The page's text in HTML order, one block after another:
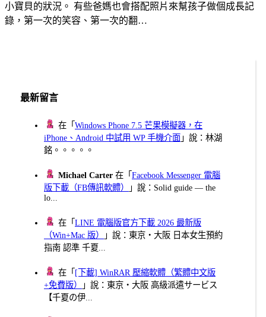
小寶貝的狀況。 有些爸媽也會搭配照片來幫孩子做個成長記
錄，第一次的笑容、第一次的翻…
最新留言
在「Windows Phone 7.5 芒果模擬器，在
iPhone、Android 中試用 WP 手機介面 」說：林湖
銘。。。。。
Michael Carter 在「Facebook Messenger 電腦
版下載（FB傳訊軟體）
」說：Solid guide — the
lo...
在「LINE 電腦版官方下載 2026 最新版
（Win+Mac 版）
」說：東京・大阪 日本女生預約
指南 認準 千夏...
在「 [下載] WinRAR 壓縮軟體（繁體中文版
+免費版）
」說：東京・大阪 高級派遣サービス
【千夏の伊...